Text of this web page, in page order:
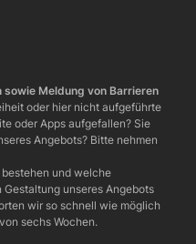
Meldung von Barrieren
oder hier nicht aufgeführte
oder Apps aufgefallen? Sie
Angebots? Bitte nehmen
und welche
unseres Angebots
wir so schnell wie möglich
sechs Wochen.